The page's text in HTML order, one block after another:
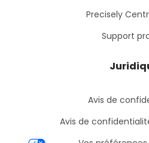
Precisely
Support
Avis de
Avis de